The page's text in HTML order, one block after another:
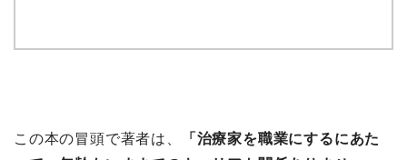
この本の冒頭で著者は、
「治療家を職業にするにあた